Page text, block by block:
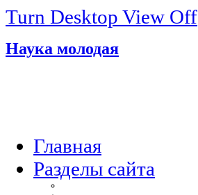
Turn Desktop View Off
Наука молодая
Главная
Разделы сайта